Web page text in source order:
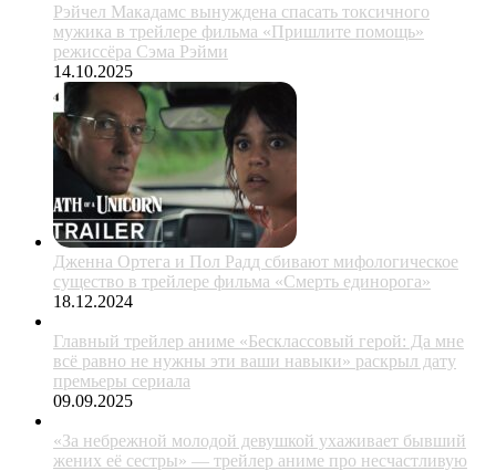
Рэйчел Макадамс вынуждена спасать токсичного
мужика в трейлере фильма «Пришлите помощь»
режиссёра Сэма Рэйми
14.10.2025
Дженна Ортега и Пол Радд сбивают мифологическое
существо в трейлере фильма «Смерть единорога»
18.12.2024
Главный трейлер аниме «Бесклассовый герой: Да мне
всё равно не нужны эти ваши навыки» раскрыл дату
премьеры сериала
09.09.2025
«За небрежной молодой девушкой ухаживает бывший
жених её сестры» — трейлер аниме про несчастливую